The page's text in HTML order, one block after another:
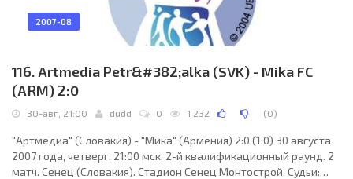
2007-08
116. Artmedia Petr&#382;alka (SVK) - Mika FC
(ARM) 2:0
30-авг, 21:00 dudd 0 1 232 (0)
"Артмедиа" (Словакия) - "Мика" (Армения) 2:0 (1:0) 30 августа
2007 года, четверг. 21:00 мск. 2-й квалификационный раунд. 2
матч. Сенец (Словакия). Стадион Сенец Монтострой. Судьи: